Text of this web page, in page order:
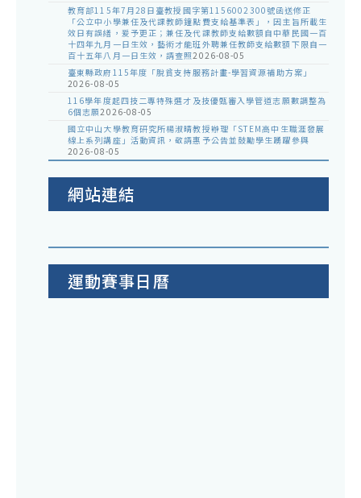
教育部115年7月28日臺教授國字第1156002300號函送修正
「公立中小學兼任及代課教師鐘點費支給基準表」，因主旨所載生
效日有誤繕，爰予更正；兼任及代課教師支給數額自中華民國一百
十四年九月一日生效，藝術才能班外聘兼任教師支給數額下限自一
百十五年八月一日生效，請查照2026-08-05
臺東縣政府115年度「脫貧支持服務計畫-學習資源補助方案」
2026-08-05
116學年度起四技二專特殊選才及技優甄審入學管道志願數調整為
6個志願2026-08-05
國立中山大學教育研究所楊淑晴教授辦理「STEM高中生職涯發展
線上系列講座」活動資訊，敬請惠予公告並鼓勵學生踴躍參與
2026-08-05
網站連結
運動賽事日曆